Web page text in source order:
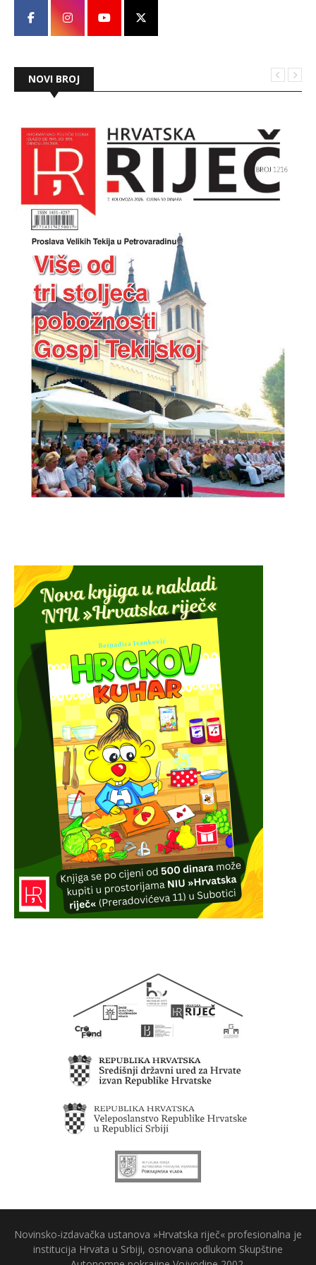
NOVI BROJ
Novinsko-izdavačka ustanova »Hrvatska riječ« profesionalna je
institucija Hrvata u Srbiji, osnovana odlukom Skupštine